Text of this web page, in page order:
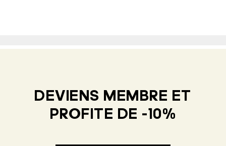
DEVIENS MEMBRE ET
PROFITE DE -10%